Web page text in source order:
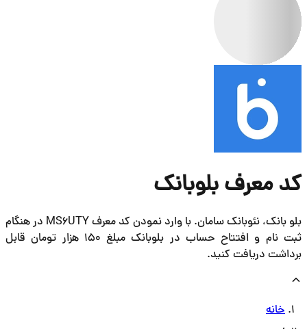
بلو بانک، نئوبانک سامان. با وارد نمودن کد معرف MS6UTY در هنگام
ثبت نام و افتتاح حساب در بلوبانک مبلغ 150 هزار تومان قابل